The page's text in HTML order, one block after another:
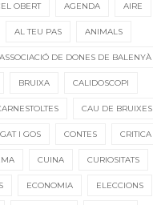
OBERT AGENDA AIRE
AL TEU PAS ANIMALS
ASSOCIACIÓ DE DONES DE BALENYÀ
BRUIXA CALIDOSCOPI
CAU DE BRUIXES
I GOS CONTES CRITICA
CUINA CURIOSITATS
ECONOMIA ELECCIONS